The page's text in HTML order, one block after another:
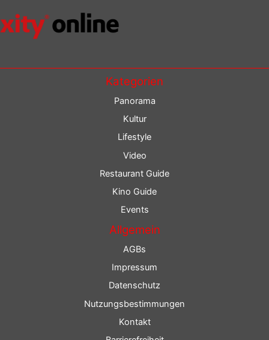
Kategorien
Panorama
Kultur
Lifestyle
Video
Restaurant Guide
Kino Guide
Events
Allgemein
AGBs
Impressum
Datenschutz
Nutzungsbestimmungen
Kontakt